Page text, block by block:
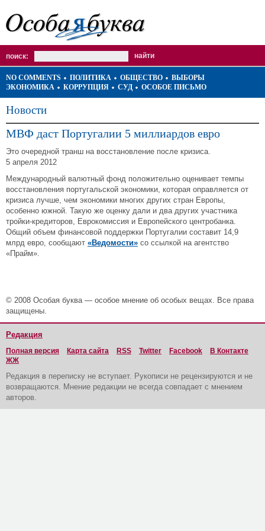
поиск:
NO COMMENTS ПОЛИТИКА ОБЩЕСТВО
ВЫБОРЫ
ЭКОНОМИКА
КОРРУПЦИЯ СУД ОСОБОЕ ПИСЬМО
Новости
МВФ даст Португалии 5 миллиардов евро
Это очередной транш на восстановление после кризиса.
5 апреля 2012
Международный валютный фонд положительно оценивает темпы
восстановления португальской экономики, которая оправляется от
кризиса лучше, чем экономики многих других стран Европы,
особенно южной. Такую же оценку дали и два других участника
тройки-кредиторов, Еврокомиссия и Европейского центробанка.
Общий объем финансовой поддержки Португалии составит 14,9
млрд евро, сообщают «Ведомости» со ссылкой на агентство
«Прайм».
© 2008 Особая буква — особое мнение об особых вещах. Все права
защищены.
Редакция
Полная версия Карта сайта RSS Twitter Facebook
В Контакте
ЖЖ
Редакция в переписку не вступает. Рукописи не рецензируются и не
возвращаются. Мнение редакции не всегда совпадает с мнением
авторов.